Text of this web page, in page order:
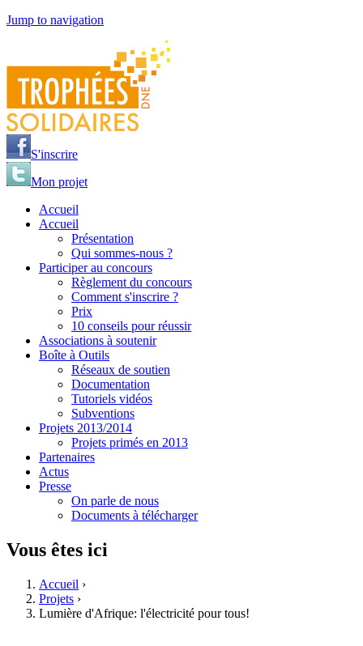
Jump to navigation
S'inscrire
Mon projet
Accueil
Accueil
Présentation
Qui sommes-nous ?
Participer au concours
Règlement du concours
Comment s'inscrire ?
Prix
10 conseils pour réussir
Associations à soutenir
Boîte à Outils
Réseaux de soutien
Documentation
Tutoriels vidéos
Subventions
Projets 2013/2014
Projets primés en 2013
Partenaires
Actus
Presse
On parle de nous
Documents à télécharger
Vous êtes ici
Accueil ›
Projets ›
Lumière d'Afrique: l'électricité pour tous!